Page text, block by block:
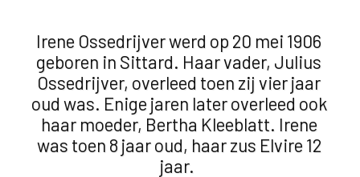
Irene Ossedrijver werd op 20 mei 1906
geboren in Sittard. Haar vader, Julius
Ossedrijver, overleed toen zij vier jaar
oud was. Enige jaren later overleed ook
haar moeder, Bertha Kleeblatt. Irene
was toen 8 jaar oud, haar zus Elvire 12
jaar.